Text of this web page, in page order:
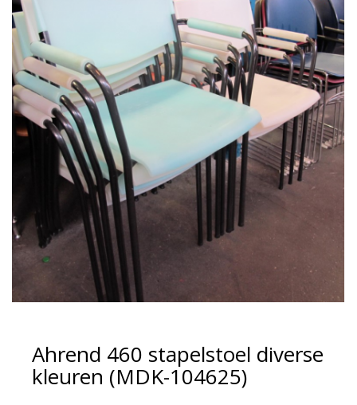
Ahrend 460 stapelstoel diverse
kleuren (MDK-104625)